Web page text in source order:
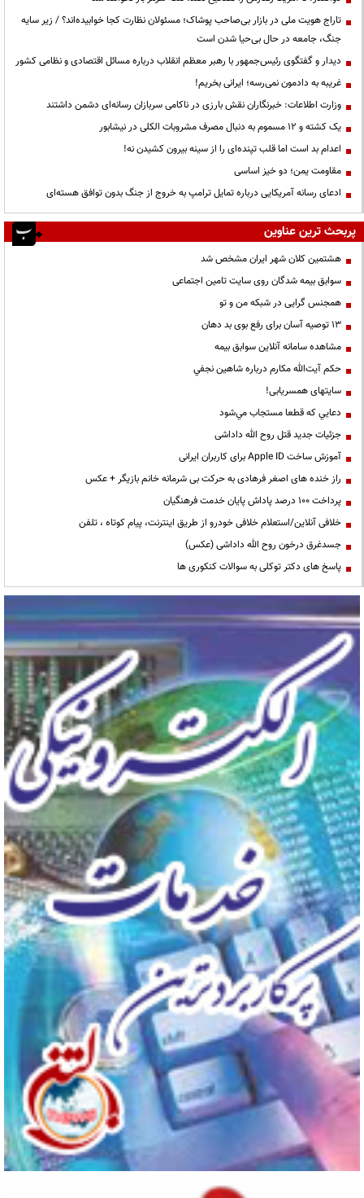
تاراج هویت ملی در بازار بی‌صاحب پوشاک؛ مسئولان نظارت کجا خوابیده‌اند؟ / زیر سایه
جنگ، جامعه در حال بی‌حیا شدن است
دیدار و گفتگوی رئیس‌جمهور با رهبر معظم انقلاب درباره مسائل اقتصادی و نظامی کشور
غریبه به دادمون نمی‌رسه؛ ایرانی بخریم!
وزارت اطلاعات: خبرنگاران نقش بارزی در ناکامی سربازان رسانه‌ای دشمن داشتند
یک کشته و ۱۲ مسموم به دنبال مصرف مشروبات الکلی در نیشابور
اعدام بد است اما قلب تپنده‌ای را از سینه بیرون کشیدن نه!
مقاومت یمن؛ دو خیز اساسی
ادعای رسانه آمریکایی درباره تمایل ترامپ به خروج از جنگ بدون توافق هسته‌ای
پربحث ترین عناوین
هشتمین کلان شهر ایران مشخص شد
سوابق بیمه شدگان روی سایت تامین اجتماعی
همجنس گرایی در شبکه من و تو
13 توصیه آسان برای رفع بوی بد دهان
مشاهده سامانه آنلاين سوابق بیمه
حكم آيت‌الله مكارم درباره شاهين نجفي
سایتهای همسریابی!
دعايي كه قطعا مستجاب مي‌شود
جزئیات جدید قتل روح الله داداشی
آموزش ساخت Apple ID برای کاربران ایرانی
راز خنده های اصغر فرهادی به حرکت بی شرمانه خانم بازیگر + عکس
پرداخت ۱۰۰ درصد پاداش پایان خدمت فرهنگیان
خلافی آنلاین/استعلام خلافی خودرو از طریق اینترنت، پیام کوتاه ، تلفن
جسدغرق درخون روح الله داداشی (عکس)
پاسخ های دکتر توکلی به سوالات کنکوری ها